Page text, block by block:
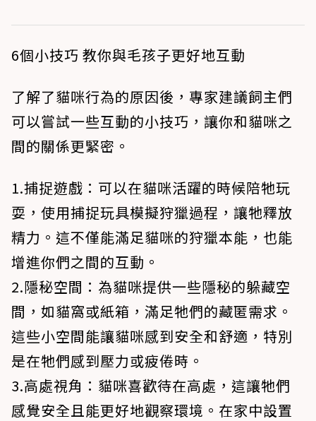
6個小技巧 教你與毛孩子更好地互動
了解了貓咪行為的原因後，專家建議飼主們
可以嘗試一些互動的小技巧，讓你和貓咪之
間的關係更緊密。
1.捕捉遊戲：可以在貓咪活躍的時候陪牠玩
耍，使用捕捉玩具模擬狩獵過程，讓牠釋放
精力。這不僅能滿足貓咪的狩獵本能，也能
增進你們之間的互動。
2.隱秘空間：為貓咪提供一些隱秘的躲藏空
間，如貓窩或紙箱，滿足牠們的藏匿需求。
這些小空間能讓貓咪感到安全和舒適，特別
是在牠們感到壓力或疲倦時。
3.高處視角：貓咪喜歡待在高處，這讓牠們
感覺安全且能更好地觀察環境。在家中設置